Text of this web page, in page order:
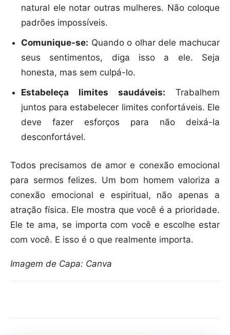
natural ele notar outras mulheres. Não coloque
padrões impossíveis.
Comunique-se: Quando o olhar dele machucar
seus sentimentos, diga isso a ele. Seja
honesta, mas sem culpá-lo.
Estabeleça limites saudáveis: Trabalhem
juntos para estabelecer limites confortáveis. Ele
deve fazer esforços para não deixá-la
desconfortável.
Todos precisamos de amor e conexão emocional
para sermos felizes. Um bom homem valoriza a
conexão emocional e espiritual, não apenas a
atração física. Ele mostra que você é a prioridade.
Ele te ama, se importa com você e escolhe estar
com você. E isso é o que realmente importa.
Imagem de Capa: Canva